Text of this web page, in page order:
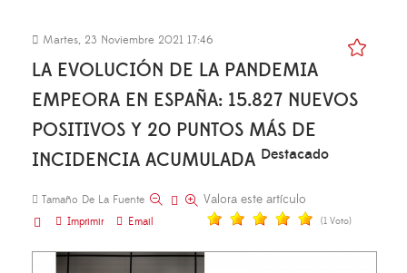
Martes, 23 Noviembre 2021 17:46
LA EVOLUCIÓN DE LA PANDEMIA
EMPEORA EN ESPAÑA: 15.827 NUEVOS
POSITIVOS Y 20 PUNTOS MÁS DE
INCIDENCIA ACUMULADA Destacado
Tamaño De La Fuente
Imprimir
Email
Valora este artículo
(1 Voto)